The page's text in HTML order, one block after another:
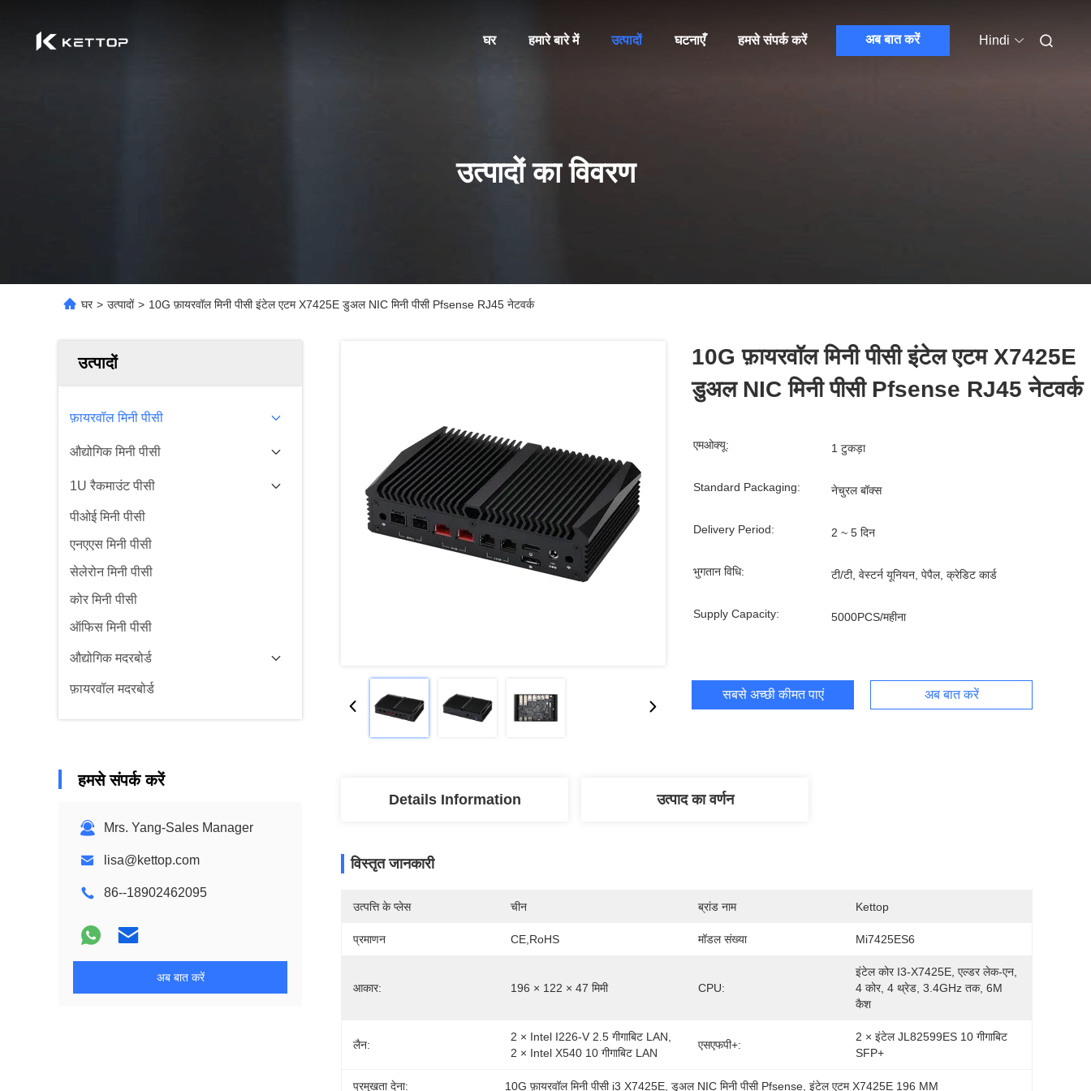
घर हमारे बारे में उत्पादों घटनाएँ हमसे संपर्क करें अब बात करें Hindi
उत्पादों का विवरण
घर > उत्पादों > 10G फ़ायरवॉल मिनी पीसी इंटेल एटम X7425E डुअल NIC मिनी पीसी Pfsense RJ45 नेटवर्क
उत्पादों
फ़ायरवॉल मिनी पीसी
औद्योगिक मिनी पीसी
1U रैकमाउंट पीसी
पीओई मिनी पीसी
एनएएस मिनी पीसी
सेलेरोन मिनी पीसी
कोर मिनी पीसी
ऑफिस मिनी पीसी
औद्योगिक मदरबोर्ड
फ़ायरवॉल मदरबोर्ड
हमसे संपर्क करें
Mrs. Yang-Sales Manager
lisa@kettop.com
86--18902462095
अब बात करें
10G फ़ायरवॉल मिनी पीसी इंटेल एटम X7425E
डुअल NIC मिनी पीसी Pfsense RJ45 नेटवर्क
एमओक्यू: 1 टुकड़ा
Standard Packaging: नेचुरल बॉक्स
Delivery Period: 2 ~ 5 दिन
भुगतान विधि: टी/टी, वेस्टर्न यूनियन, पेपैल, क्रेडिट कार्ड
Supply Capacity: 5000PCS/महीना
सबसे अच्छी कीमत पाएं अब बात करें
Details Information उत्पाद का वर्णन
विस्तृत जानकारी
उत्पत्ति के प्लेस चीन ब्रांड नाम Kettop
प्रमाणन CE,RoHS मॉडल संख्या Mi7425ES6
आकार: 196 × 122 × 47 मिमी CPU:
इंटेल कोर I3-X7425E, एल्डर लेक-एन,
4 कोर, 4 थ्रेड, 3.4GHz तक, 6M
कैश
लैन:
2 × Intel I226-V 2.5 गीगाबिट LAN,
2 × Intel X540 10 गीगाबिट LAN
एसएफपी+:
2 × इंटेल JL82599ES 10 गीगाबिट
SFP+
प्रमुखता देना: 10G फ़ायरवॉल मिनी पीसी i3 X7425E , डुअल NIC मिनी पीसी Pfsense , इंटेल एटम X7425E 196 MM